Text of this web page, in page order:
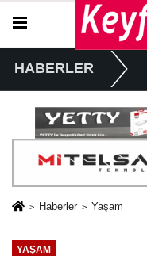
HABERLER
Haberler Yaşam
YAŞAM